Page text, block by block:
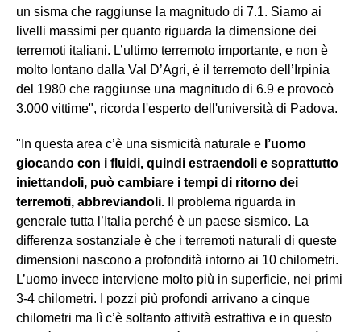
un sisma che raggiunse la magnitudo di 7.1. Siamo ai
livelli massimi per quanto riguarda la dimensione dei
terremoti italiani. L’ultimo terremoto importante, e non è
molto lontano dalla Val D’Agri, è il terremoto dell’Irpinia
del 1980 che raggiunse una magnitudo di 6.9 e provocò
3.000 vittime", ricorda l'esperto dell'università di Padova.
"In questa area c’è una sismicità naturale e l’uomo
giocando con i fluidi, quindi estraendoli e soprattutto
iniettandoli, può cambiare i tempi di ritorno dei
terremoti, abbreviandoli. Il problema riguarda in
generale tutta l’Italia perché è un paese sismico. La
differenza sostanziale è che i terremoti naturali di queste
dimensioni nascono a profondità intorno ai 10 chilometri.
L’uomo invece interviene molto più in superficie, nei primi
3-4 chilometri. I pozzi più profondi arrivano a cinque
chilometri ma lì c’è soltanto attività estrattiva e in questo